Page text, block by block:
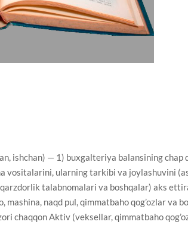
ishchan) — 1) buxgalteriya balansining chap
vositalarini, ularning tarkibi va joylashuvini
talabnomalari va boshqalar) aks
naqd pul, qimmatbaho qog’ozlar va
chaqqon Aktiv (veksellar, qimmatbaho